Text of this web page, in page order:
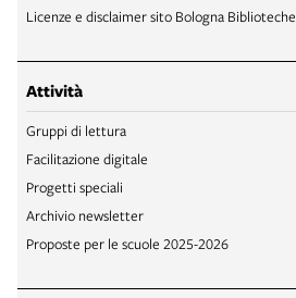
Licenze e disclaimer sito Bologna Biblioteche
Attività
Gruppi di lettura
Facilitazione digitale
Progetti speciali
Archivio newsletter
Proposte per le scuole 2025-2026